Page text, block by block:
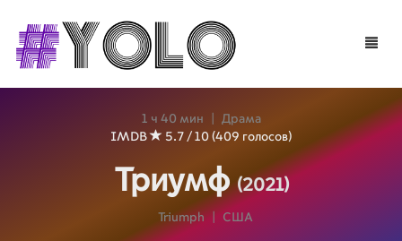
Toggle
1 ч 40 мин
Драма
IMDB
5.7 / 10 (409 голосов)
Триумф(2021)
Triumph США